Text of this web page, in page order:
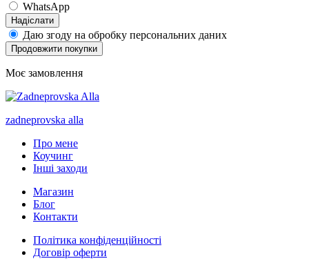
WhatsApp
Надіслати
Даю згоду на обробку персональних даних
Продовжити покупки
Моє замовлення
zadneprovska alla
Про мене
Коучинг
Інші заходи
Магазин
Блог
Контакти
Політика конфіденційності
Договір оферти